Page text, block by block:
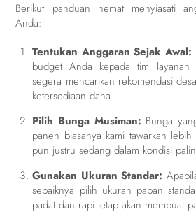
Berikut panduan hemat menyiasati
Anda:
Tentukan Anggaran Sejak Awal:
budget Anda kepada tim layanan
segera mencarikan rekomendasi
ketersediaan dana.
Pilih Bunga Musiman: Bunga
panen biasanya kami tawarkan
pun justru sedang dalam kondisi
Gunakan Ukuran Standar:
sebaiknya pilih ukuran papan
padat dan rapi tetap akan membuat